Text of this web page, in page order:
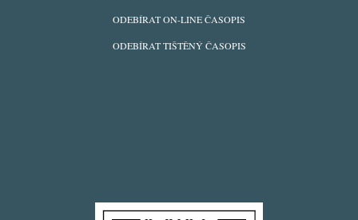
ODEBÍRAT ON-LINE ČASOPIS
ODEBÍRAT TIŠTĚNÝ ČASOPIS